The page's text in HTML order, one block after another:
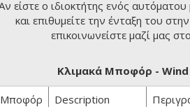
είστε ο ιδιοκτήτης ενός
και επιθυμείτε την ένταξη του
επικοινωνείστε μαζί μας
Κλιμακά Μποφόρ - Wind
Μποφόρ Description